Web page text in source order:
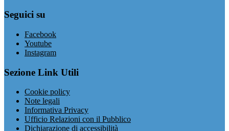
Seguici su
Facebook
Youtube
Instagram
Sezione Link Utili
Cookie policy
Note legali
Informativa Privacy
Ufficio Relazioni con il Pubblico
Dichiarazione di accessibilità